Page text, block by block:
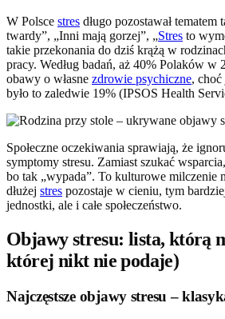
W Polsce stres długo pozostawał
twardy”, „Inni mają gorzej”, „Stres to
takie przekonania do dziś krążą w
pracy. Według badań, aż 40% Polaków w
obawy o własne zdrowie psychiczne,
było to zaledwie 19% (IPSOS Health
Społeczne oczekiwania sprawiają, że
symptomy stresu. Zamiast szukać
bo tak „wypada”. To kulturowe milczenie
dłużej stres pozostaje w cieniu, tym
jednostki, ale i całe społeczeństwo.
Objawy stresu: lista, którą
której nikt nie podaje)
Najczęstsze objawy stresu –